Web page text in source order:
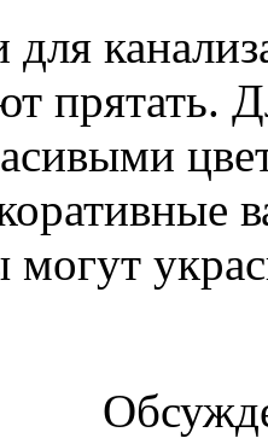
прятать.
могут